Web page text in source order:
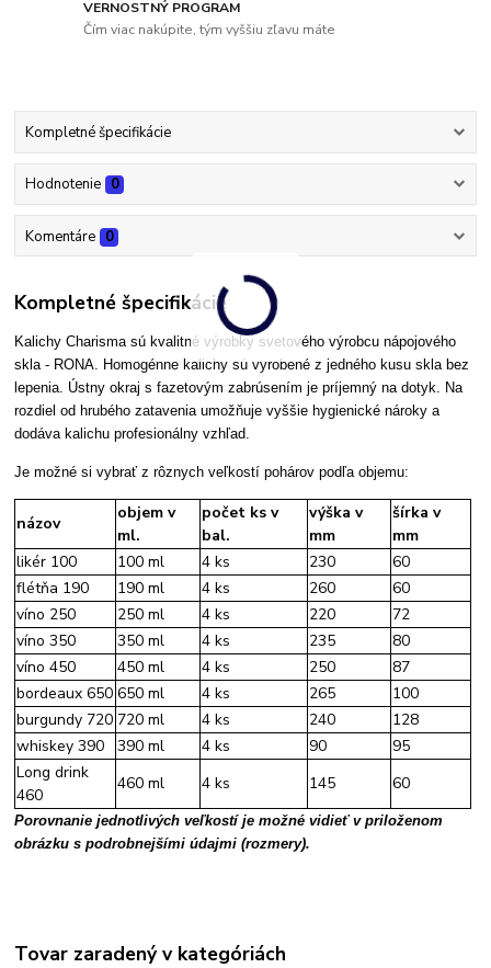
VERNOSTNÝ PROGRAM
Čím viac nakúpite, tým vyššiu zľavu máte
Kompletné špecifikácie
Hodnotenie 0
Komentáre 0
Kompletné špecifikácie
Kalichy Charisma sú kvalitné výrobky svetového výrobcu nápojového
skla - RONA. Homogénne kalichy sú vyrobené z jedného kusu skla bez
lepenia. Ústny okraj s fazetovým zabrúsením je príjemný na dotyk. Na
rozdiel od hrubého zatavenia umožňuje vyššie hygienické nároky a
dodáva kalichu profesionálny vzhľad.
Je možné si vybrať z rôznych veľkostí pohárov podľa objemu:
názov
objem v
ml.
počet ks v
bal.
výška v
mm
šírka v
mm
likér 100
100 ml 4 ks 230
60
flétňa 190
190 ml 4 ks 260
60
víno 250
250 ml 4 ks 220
72
víno 350
350 ml 4 ks 235
80
víno 450
450 ml 4 ks 250
87
bordeaux 650 650 ml 4 ks 265
100
burgundy 720 720 ml 4 ks 240
128
whiskey 390
390 ml 4 ks 90
95
Long drink
460
460 ml 4 ks 145 60
Porovnanie jednotlivých veľkostí je možné vidieť v priloženom
obrázku s podrobnejšími údajmi (rozmery).
Tovar zaradený v kategóriách